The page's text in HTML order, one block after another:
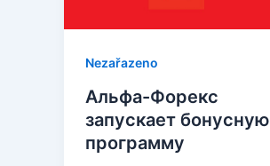
Nezařazeno
Альфа-Форекс
запускает бонусную
программу